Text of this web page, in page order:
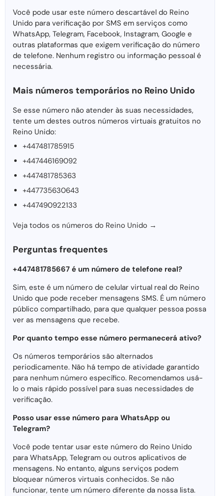
Você pode usar este número descartável do Reino
Unido para verificação por SMS em serviços como
WhatsApp, Telegram, Facebook, Instagram, Google e
outras plataformas que exigem verificação do número
de telefone. Nenhum registro ou informação pessoal é
necessária.
Mais números temporários no Reino Unido
Se esse número não atender às suas necessidades,
tente um destes outros números virtuais gratuitos no
Reino Unido:
+447481785915
+447446169092
+447481785363
+447735630643
+447490922133
Veja todos os números do Reino Unido →
Perguntas frequentes
+447481785667 é um número de telefone real?
Sim, este é um número de celular virtual real do Reino
Unido que pode receber mensagens SMS. É um número
público compartilhado, para que qualquer pessoa possa
ver as mensagens que recebe.
Por quanto tempo esse número permanecerá ativo?
Os números temporários são alternados
periodicamente. Não há tempo de atividade garantido
para nenhum número específico. Recomendamos usá-
lo o mais rápido possível para suas necessidades de
verificação.
Posso usar esse número para WhatsApp ou
Telegram?
Você pode tentar usar este número do Reino Unido
para WhatsApp, Telegram ou outros aplicativos de
mensagens. No entanto, alguns serviços podem
bloquear números virtuais conhecidos. Se não
funcionar, tente um número diferente da nossa lista.